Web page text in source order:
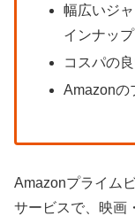
幅広いジ
インナップ
コスパの
Amazonの
Amazonプライム
サービスで、映画